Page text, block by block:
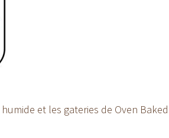
et les gateries de Oven Baked